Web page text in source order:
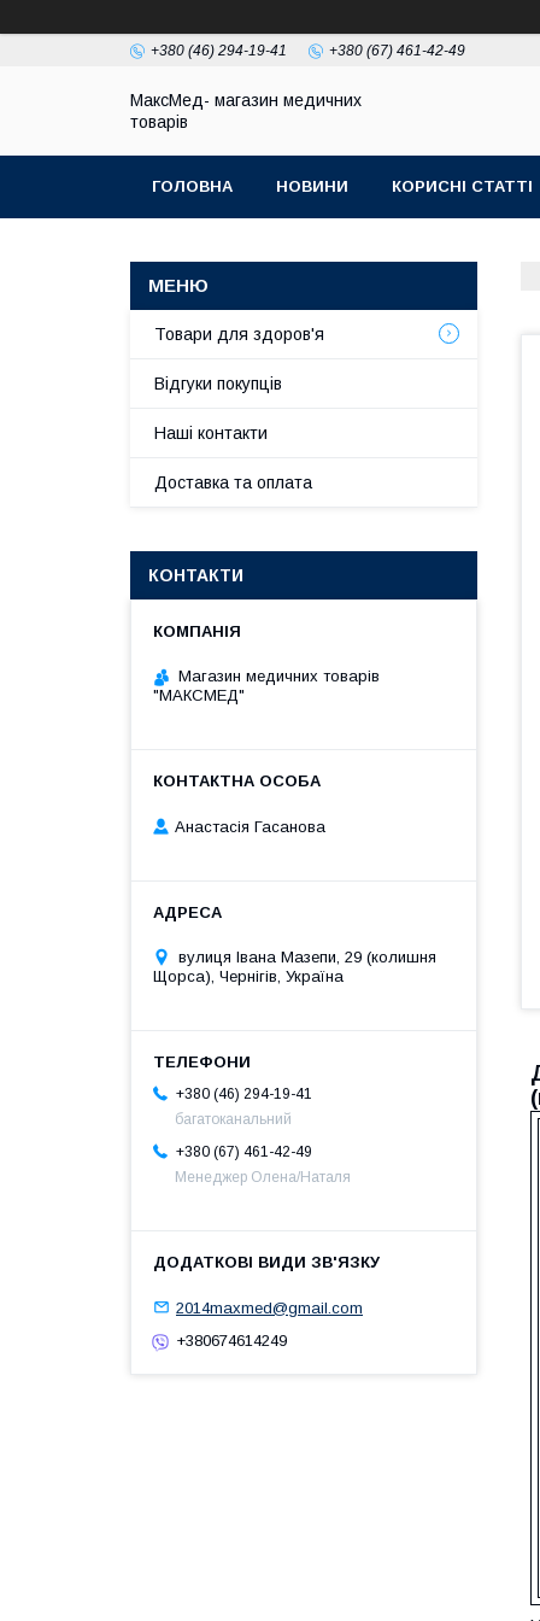
+380 (46) 294-19-41 +380 (67) 461-42-49
МаксМед- магазин медичних
товарів
ГОЛОВНА НОВИНИ КОРИСНІ СТАТТІ
Товари для здоров'я
Відгуки покупців
Наші контакти
Доставка та оплата
КОНТАКТИ
Магазин медичних товарів
"МАКСМЕД"
Анастасія Гасанова
вулиця Івана Мазепи, 29 (колишня
Щорса), Чернігів, Україна
+380 (46) 294-19-41
багатоканальний
+380 (67) 461-42-49
Менеджер Олена/Наталя
2014maxmed@gmail.com
+380674614249